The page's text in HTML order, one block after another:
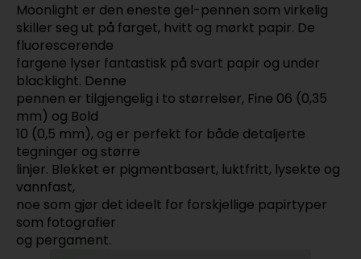
Moonlight er den eneste gel-pennen som virkelig
skiller seg ut på farget, hvitt og mørkt papir. De
fluorescerende
fargene lyser fantastisk på svart papir og under
blacklight. Denne
pennen er tilgjengelig i to størrelser, Fine 06 (0,35
mm) og Bold
10 (0,5 mm), og er perfekt for både detaljerte
tegninger og større
linjer. Blekket er pigmentbasert, luktfritt, lysekte og
vannfast,
noe som gjør det ideelt for forskjellige papirtyper
som fotografier
og pergament.